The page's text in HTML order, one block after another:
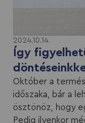
2024.10.14.
Így
Október a
időszaka, bár a
ösztönöz, hogy
Pedig ilyenkor